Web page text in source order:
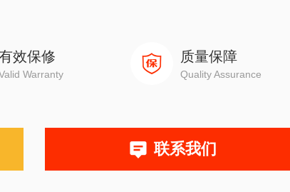
效保修
Warranty
质量保障
Quality Assurance
联系我们